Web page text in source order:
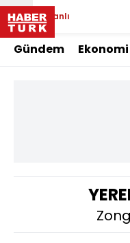
Canlı
Gündem Ekonomi